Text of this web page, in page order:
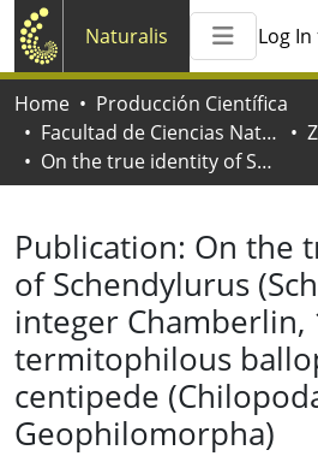
Naturalis
All
Log In
Home
Producción Científica
Facultad de Ciencias Naturales y Museo
On the true identity of Schendylurus (Schendylotyn) integer Chamberlin, 1926, a termitophilous ballophilid centipede (Chilopoda: Geophilomorpha)
Publication: On the
of Schendylurus
integer Chamberlin,
termitophilous
centipede
Geophilomorpha)